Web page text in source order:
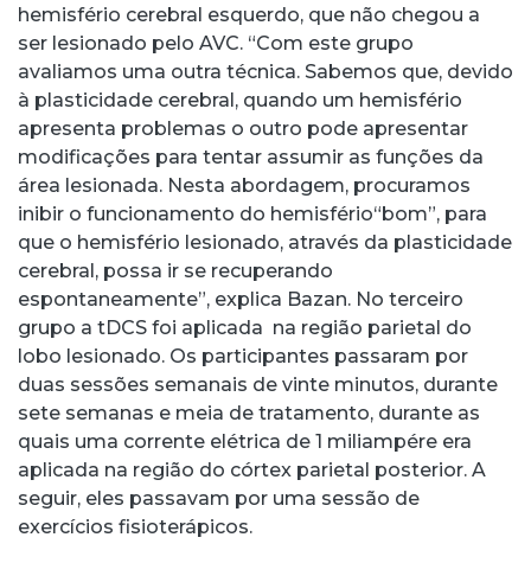
hemisfério cerebral esquerdo, que não chegou a
ser lesionado pelo AVC. “Com este grupo
avaliamos uma outra técnica. Sabemos que, devido
à plasticidade cerebral, quando um hemisfério
apresenta problemas o outro pode apresentar
modificações para tentar assumir as funções da
área lesionada. Nesta abordagem, procuramos
inibir o funcionamento do hemisfério“bom”, para
que o hemisfério lesionado, através da plasticidade
cerebral, possa ir se recuperando
espontaneamente”, explica Bazan. No terceiro
grupo a tDCS foi aplicada na região parietal do
lobo lesionado. Os participantes passaram por
duas sessões semanais de vinte minutos, durante
sete semanas e meia de tratamento, durante as
quais uma corrente elétrica de 1 miliampére era
aplicada na região do córtex parietal posterior. A
seguir, eles passavam por uma sessão de
exercícios fisioterápicos.